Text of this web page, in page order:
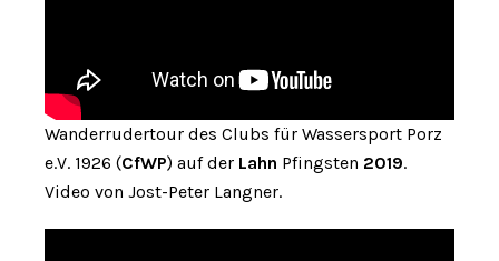
Wanderrudertour des Clubs für Wassersport Porz
e.V. 1926 (CfWP) auf der Lahn Pfingsten 2019.
Video von Jost-Peter Langner.